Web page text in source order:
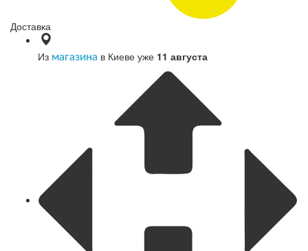
Доставка
Из магазина в Киеве уже 11 августа